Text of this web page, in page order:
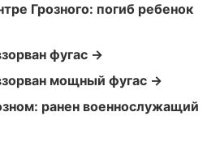
Грозного: погиб ребенок
фугас →
мощный фугаc →
ранен военнослужащий